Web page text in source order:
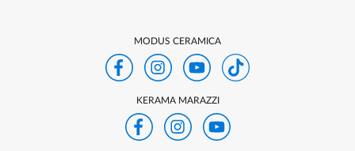
MODUS CERAMICA
KERAMA MARAZZI